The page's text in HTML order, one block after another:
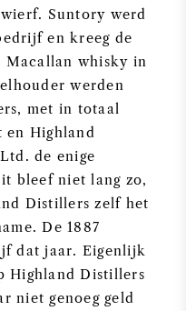
Suntory werd
en kreeg de
Macallan whisky in
werden
met in totaal
en Highland
de enige
bleef niet lang zo,
Distillers zelf het
De 1887
dat jaar. Eigenlijk
Highland Distillers
niet genoeg geld